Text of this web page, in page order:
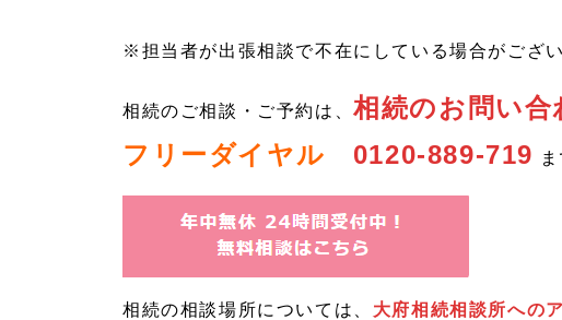
※担当者が出張相談で不在にしている場合がござ
相続のご相談・ご予約は、相続のお問い
フリーダイヤル 0120-889-719
相続の相談場所については、 大府相続相談所への